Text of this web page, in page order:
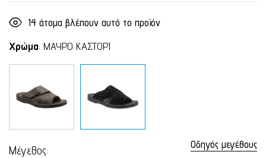
14 άτομα βλέπουν αυτό το προϊόν
Χρώμα: ΜΑΥΡΟ ΚΑΣΤΟΡΙ
Οδηγός μεγέθους
Μέγεθος